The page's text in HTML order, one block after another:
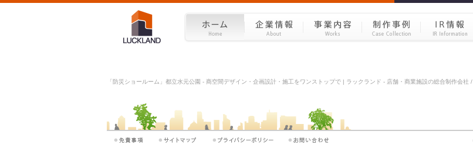
「防災ショールーム」都立水元公園 - 商空間デザイン・企画設計・施工をワンストップで | ラックランド - 店舗・商業施設の総合制作会社 /